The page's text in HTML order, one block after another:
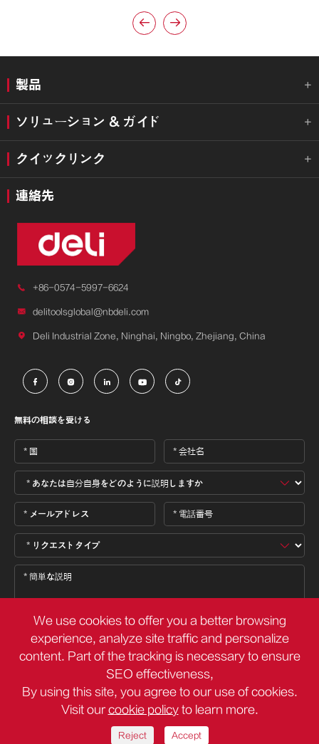
 
製品 
ソリューション & ガイド 
クイックリンク 
連絡先
 +86-0574-5997-6624
 delitoolsglobal@nbdeli.com
 Deli Industrial Zone, Ninghai, Ningbo, Zhejiang, China
    
無料の相談を受ける
著作権 ©Deli Group Co.,Ltd.すべての権利が予約されています。
サイトマップ
プライバシーポリシー
We use cookies to offer you a better browsing
experience, analyze site traffic and personalize
content. Part of the tracking is necessary to ensure
SEO effectiveness,
By using this site, you agree to our use of cookies.
Visit our cookie policyto learn more.
Reject Accept